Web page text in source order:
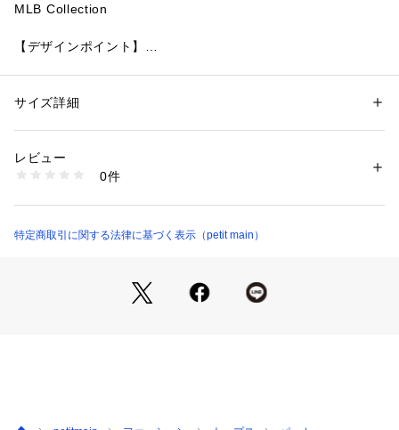
MLB Collection
【デザインポイント】
っこいい！肩やフード部分にも刺繍を施しどこから見てもおし
ルーズなパンツやシャカシャカパンツと合わせたストリートな
スタイリングがおすすめです！
※モデル着用写真より商品写真が最も実物に近い色味です。
また、お客様のお使いのPCのモニター環境などにより色味が
違って見える場合が御座います。
性別：キッズ・ベビー
素材：本体：綿71% 本体：ポリエステル29% リブ：綿95% リブ：ポリウ
生産国：中国
洗濯：液温は30℃を限度とし、洗濯機で弱い洗濯処理ができる
洗濯処理後のタンブル乾燥処理はできない
アイロン仕上げ処理はできない
※詳しい洗濯方法については、商品の品質表示タグをご覧ください
3510100003321
（モール）
サイズ詳細
レビュー
0件
特定商取引に関する法律に基づく表示（petit main）